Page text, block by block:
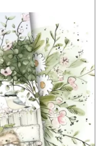
SKETCH”